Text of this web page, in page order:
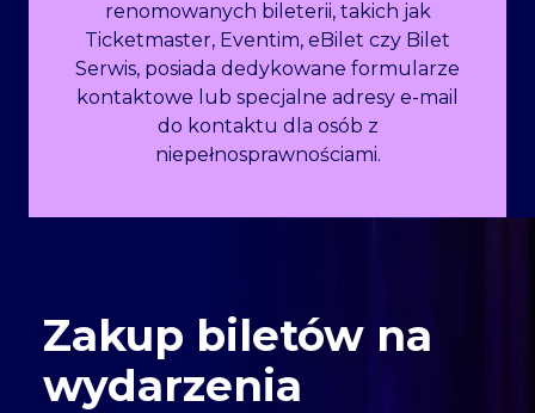
renomowanych bileterii, takich jak
Ticketmaster, Eventim, eBilet czy Bilet
Serwis, posiada dedykowane formularze
kontaktowe lub specjalne adresy e-mail
do kontaktu dla osób z
niepełnosprawnościami.
Zakup biletów na
wydarzenia